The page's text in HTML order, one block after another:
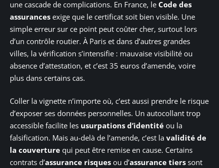
une cascade de complications. En France, le Code des
assurances exige que le certificat soit bien visible. Une
simple erreur sur ce point peut coûter cher, surtout lors
d’un contrôle routier. À Paris et dans d’autres grandes
villes, la vérification s’intensifie : mauvaise visibilité ou
absence d’attestation, et c’est 35 euros d’amende, voire
plus dans certains cas.
Coller la vignette n’importe où, c’est aussi prendre le risque
d’exposer ses données personnelles. Un autocollant trop
accessible facilite les usurpations d’identité ou la
falsification. Mais au-delà de l’amende, c’est la validité de
la couverture qui peut être remise en cause. Certains
contrats d’assurance risques ou d’assurance tiers sont